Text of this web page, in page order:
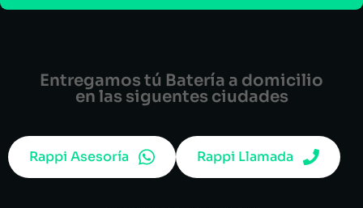
Entregamos tú Batería a domicilio
en las siguentes ciudades
Rappi Asesoría Rappi Llamada